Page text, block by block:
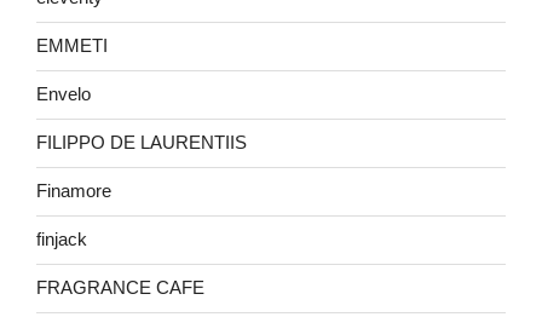
EMMETI
Envelo
FILIPPO DE LAURENTIIS
Finamore
finjack
FRAGRANCE CAFE